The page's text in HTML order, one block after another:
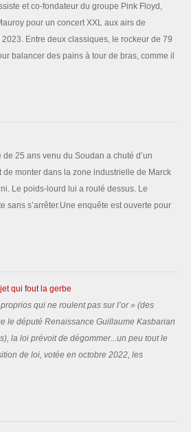
et co-fondateur du groupe Pink Floyd,
pour un concert XXL aux airs de
Entre deux classiques, le rockeur de 79
balancer des pains à tour de bras, comme il
25 ans venu du Soudan a chuté d’un
monter dans la zone industrielle de Marck
Le poids-lourd lui a roulé dessus. Le
sans s’arrêter.Une enquête est ouverte pour
qui fout la gerbe
qui ne roulent pas sur l’or» (des
le député Renaissance Guillaume Kasbarian
la loi prévoit de dégommer...un peu tout le
de loi, votée en octobre 2022, les